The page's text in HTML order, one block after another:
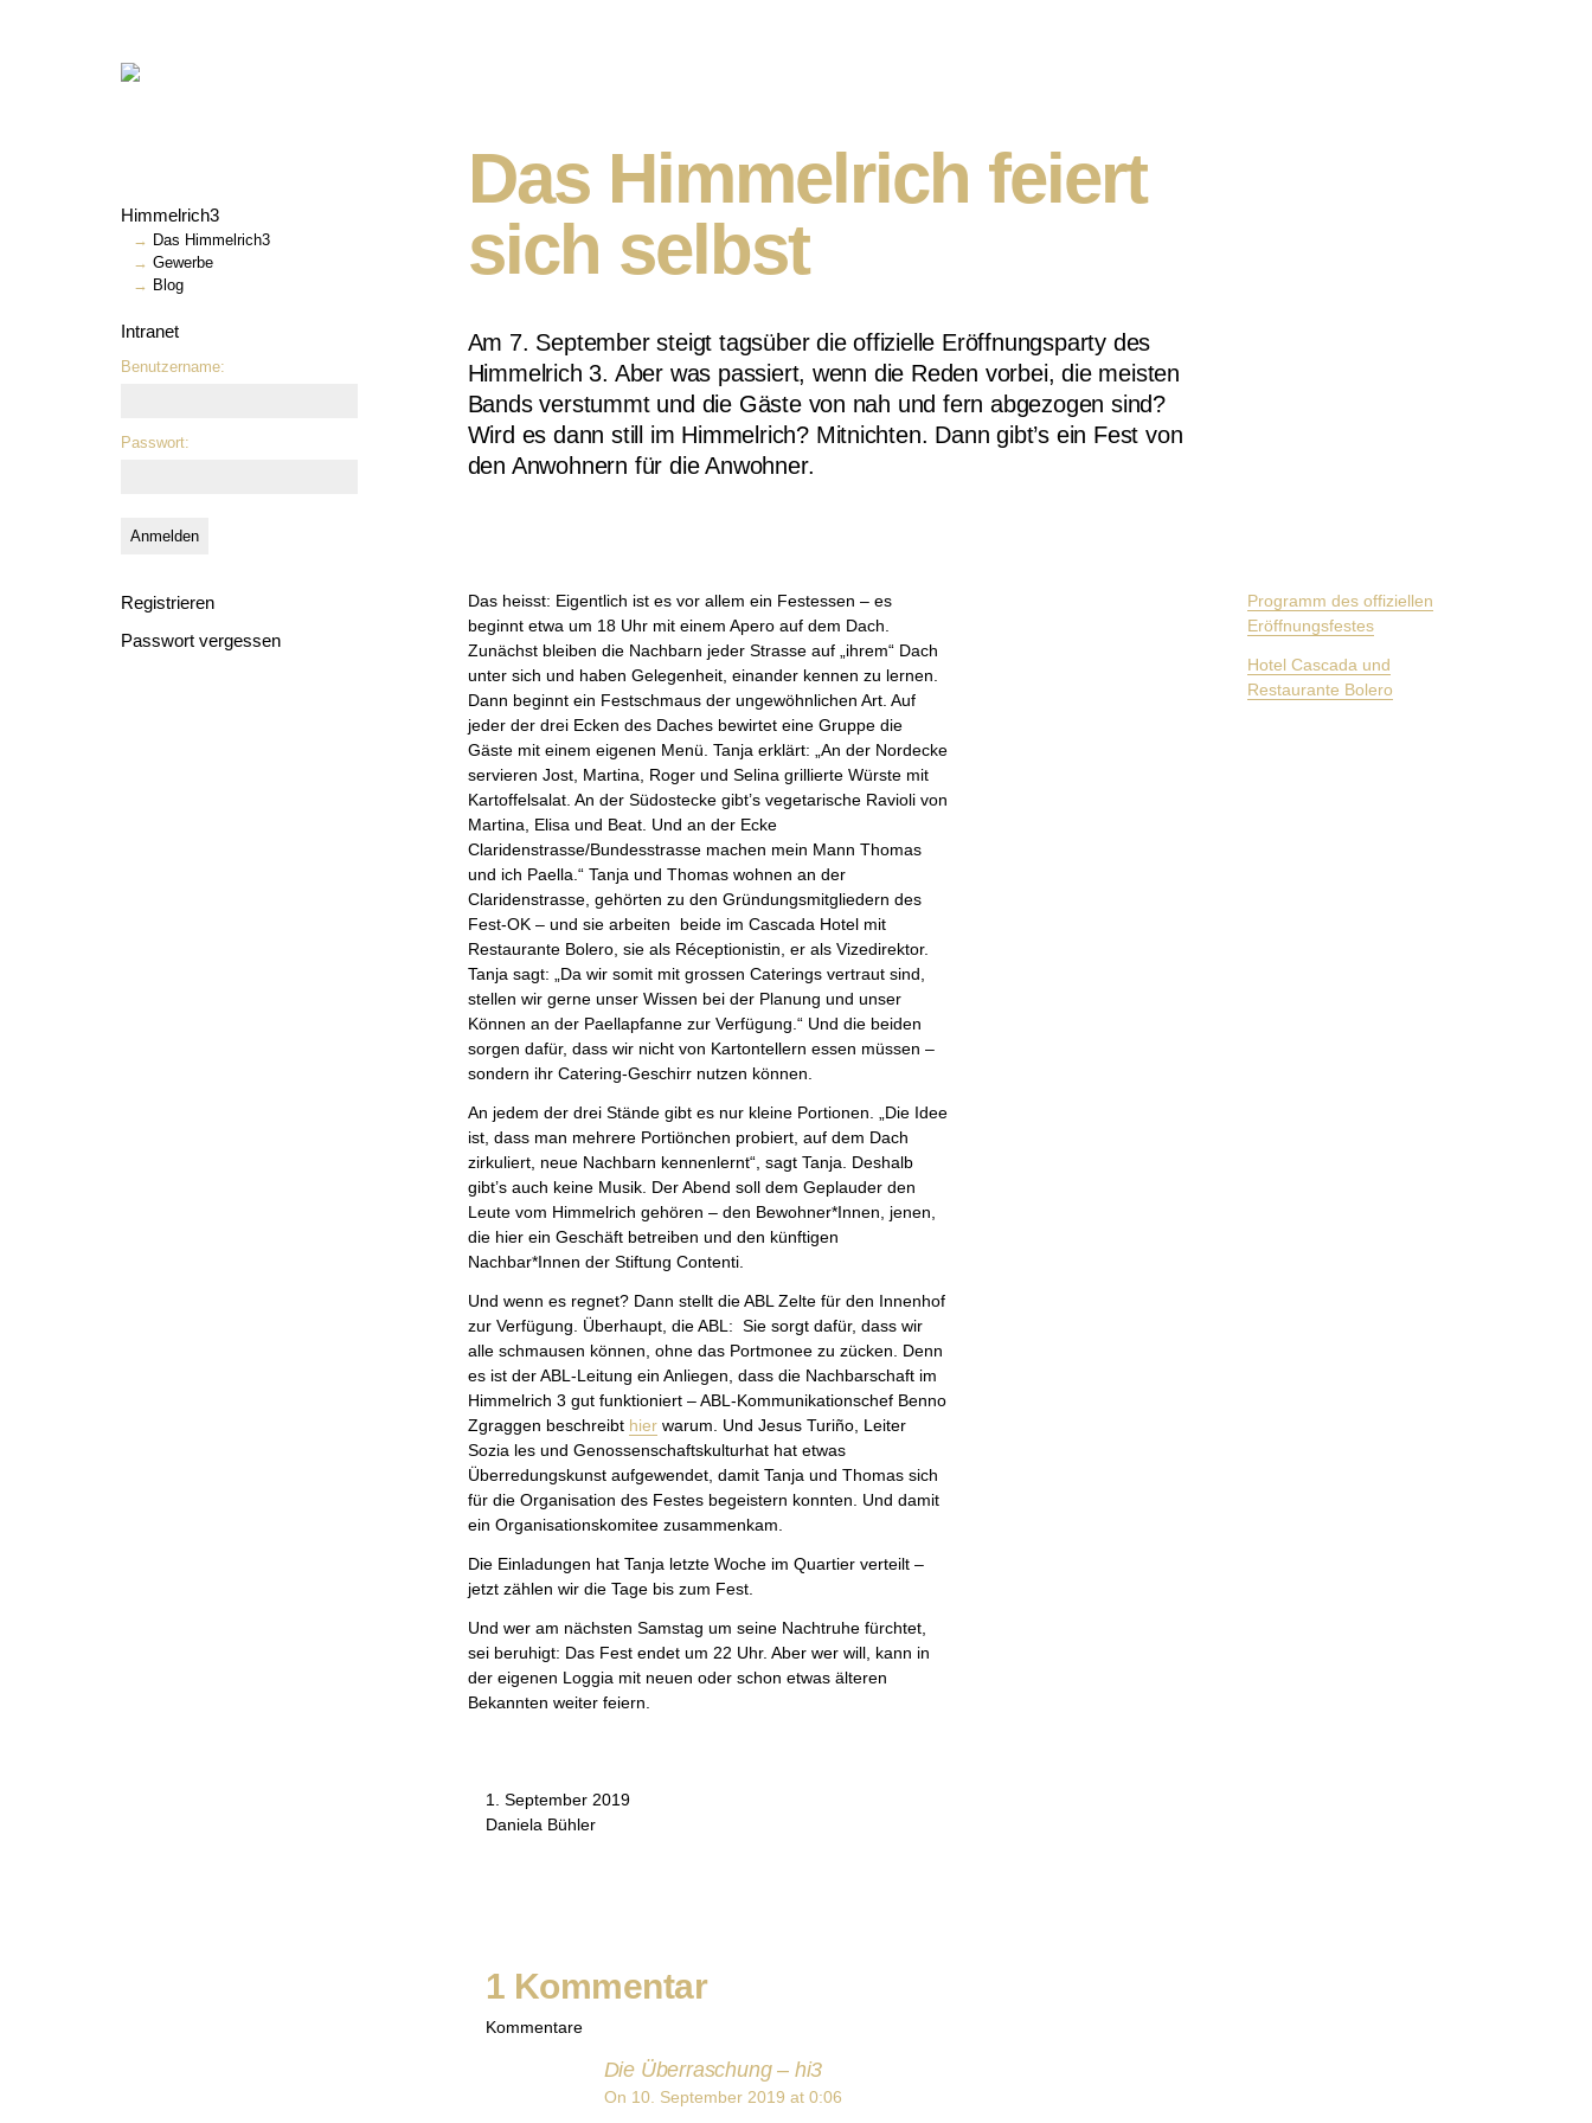
Himmelrich3
Das Himmelrich3
Gewerbe
Blog
Intranet
Benutzername:
Passwort:
Anmelden
Registrieren
Passwort vergessen
Das Himmelrich feiert
sich selbst
Am 7. September steigt tagsüber die offizielle Eröffnungsparty des
Himmelrich 3. Aber was passiert, wenn die Reden vorbei, die meisten
Bands verstummt und die Gäste von nah und fern abgezogen sind?
Wird es dann still im Himmelrich? Mitnichten. Dann gibt’s ein Fest von
den Anwohnern für die Anwohner.
Das heisst: Eigentlich ist es vor allem ein Festessen – es
beginnt etwa um 18 Uhr mit einem Apero auf dem Dach.
Zunächst bleiben die Nachbarn jeder Strasse auf „ihrem“ Dach
unter sich und haben Gelegenheit, einander kennen zu lernen.
Dann beginnt ein Festschmaus der ungewöhnlichen Art. Auf
jeder der drei Ecken des Daches bewirtet eine Gruppe die
Gäste mit einem eigenen Menü. Tanja erklärt: „An der Nordecke
servieren Jost, Martina, Roger und Selina grillierte Würste mit
Kartoffelsalat. An der Südostecke gibt’s vegetarische Ravioli von
Martina, Elisa und Beat. Und an der Ecke
Claridenstrasse/Bundesstrasse machen mein Mann Thomas
und ich Paella.“ Tanja und Thomas wohnen an der
Claridenstrasse, gehörten zu den Gründungsmitgliedern des
Fest-OK – und sie arbeiten beide im Cascada Hotel mit
Restaurante Bolero, sie als Réceptionistin, er als Vizedirektor.
Tanja sagt: „Da wir somit mit grossen Caterings vertraut sind,
stellen wir gerne unser Wissen bei der Planung und unser
Können an der Paellapfanne zur Verfügung.“ Und die beiden
sorgen dafür, dass wir nicht von Kartontellern essen müssen –
sondern ihr Catering-Geschirr nutzen können.
An jedem der drei Stände gibt es nur kleine Portionen. „Die Idee
ist, dass man mehrere Portiönchen probiert, auf dem Dach
zirkuliert, neue Nachbarn kennenlernt“, sagt Tanja. Deshalb
gibt’s auch keine Musik. Der Abend soll dem Geplauder den
Leute vom Himmelrich gehören – den Bewohner*Innen, jenen,
die hier ein Geschäft betreiben und den künftigen
Nachbar*Innen der Stiftung Contenti.
Und wenn es regnet? Dann stellt die ABL Zelte für den Innenhof
zur Verfügung. Überhaupt, die ABL: Sie sorgt dafür, dass wir
alle schmausen können, ohne das Portmonee zu zücken. Denn
es ist der ABL-Leitung ein Anliegen, dass die Nachbarschaft im
Himmelrich 3 gut funktioniert – ABL-Kommunikationschef Benno
Zgraggen beschreibt hierwarum. Und Jesus Turiño, Leiter
Sozia les und Genossenschaftskulturhat hat etwas
Überredungskunst aufgewendet, damit Tanja und Thomas sich
für die Organisation des Festes begeistern konnten. Und damit
ein Organisationskomitee zusammenkam.
Die Einladungen hat Tanja letzte Woche im Quartier verteilt –
jetzt zählen wir die Tage bis zum Fest.
Und wer am nächsten Samstag um seine Nachtruhe fürchtet,
sei beruhigt: Das Fest endet um 22 Uhr. Aber wer will, kann in
der eigenen Loggia mit neuen oder schon etwas älteren
Bekannten weiter feiern.
Programm des offiziellen
Eröffnungsfestes
Hotel Cascada und
Restaurante Bolero
1. September 2019
Daniela Bühler
1 Kommentar
Kommentare
Die Überraschung – hi3
On 10. September 2019 at 0:06